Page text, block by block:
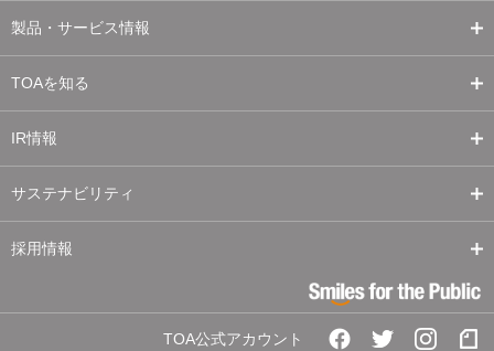
製品・サービス情報
TOAを知る
IR情報
サステナビリティ
採用情報
TOA公式アカウント